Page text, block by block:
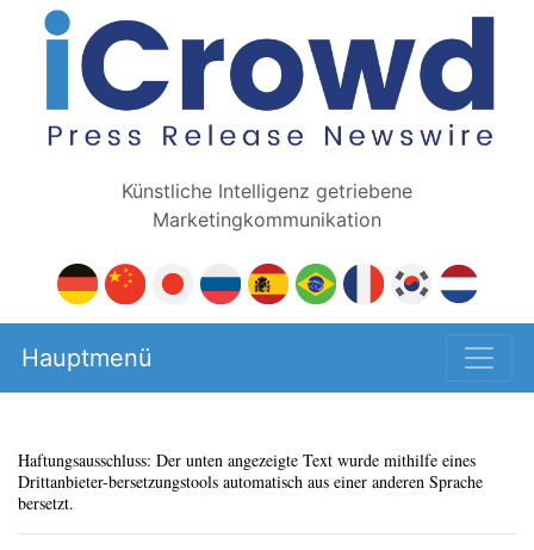
Künstliche Intelligenz getriebene
Marketingkommunikation
Hauptmenü
Haftungsausschluss: Der unten angezeigte Text wurde mithilfe eines
Drittanbieter-bersetzungstools automatisch aus einer anderen Sprache
bersetzt.